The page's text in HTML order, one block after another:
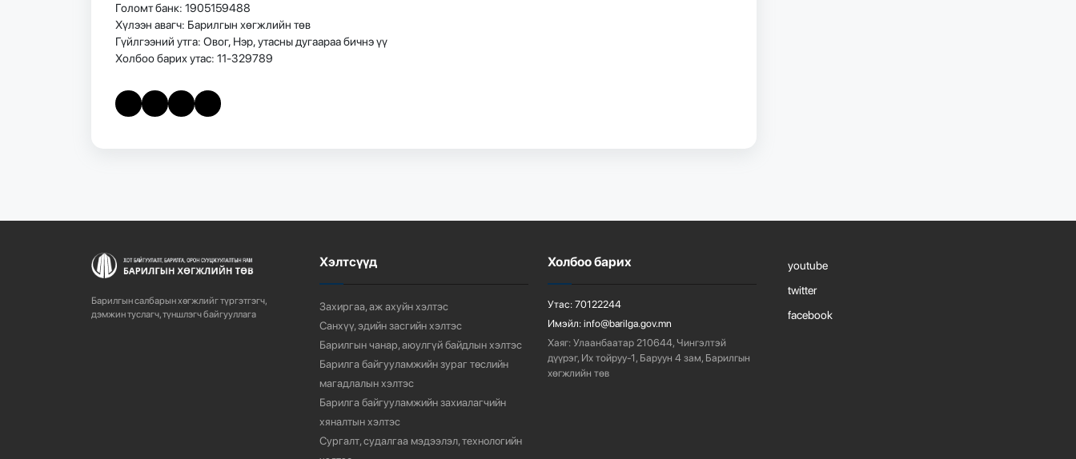
Голомт банк: 1905159488
Хүлээн авагч: Барилгын хөгжлийн төв
Гүйлгээний утга: Овог, Нэр, утасны дугаараа бичнэ үү
Холбоо барих утас: 11-329789
Барилгын салбарын хөгжлийг түргэтгэгч,
дэмжин туслагч, түншлэгч байгууллага
Хэлтсүүд
Захиргаа, аж ахуйн хэлтэс
Санхүү, эдийн засгийн хэлтэс
Барилгын чанар, аюулгүй байдлын хэлтэс
Барилга байгууламжийн зураг төслийн
магадлалын хэлтэс
Барилга байгууламжийн захиалагчийн
хяналтын хэлтэс
Сургалт, судалгаа мэдээлэл, технологийн
Холбоо барих
Утас: 70122244
Имэйл: info@barilga.gov.mn
Хаяг: Улаанбаатар 210644, Чингэлтэй
дүүрэг, Их тойруу-1, Баруун 4 зам, Барилгын
хөгжлийн төв
youtube
twitter
facebook